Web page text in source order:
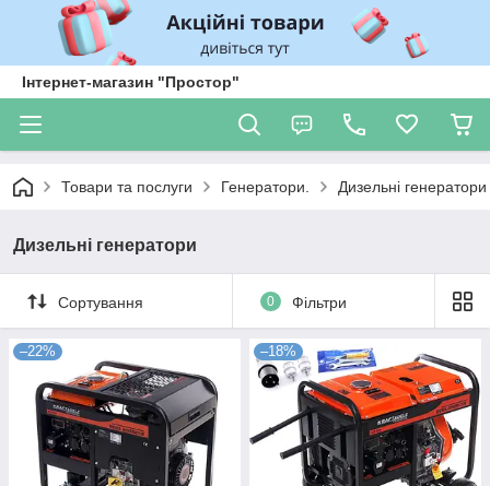
Інтернет-магазин "Простор"
Товари та послуги Генератори. Дизельні генератори
Дизельні генератори
Сортування 0 Фільтри
–22% –18%